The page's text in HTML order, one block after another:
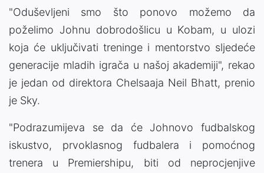
"Oduševljeni smo što ponovo možemo da
poželimo Johnu dobrodošlicu u Kobam, u ulozi
koja će uključivati treninge i mentorstvo sljedeće
generacije mladih igrača u našoj akademiji", rekao
je jedan od direktora Chelsaaja Neil Bhatt, prenio
je Sky.
"Podrazumijeva se da će Johnovo fudbalskog
iskustvo, prvoklasnog fudbalera i pomoćnog
trenera u Premiershipu, biti od neprocjenjive